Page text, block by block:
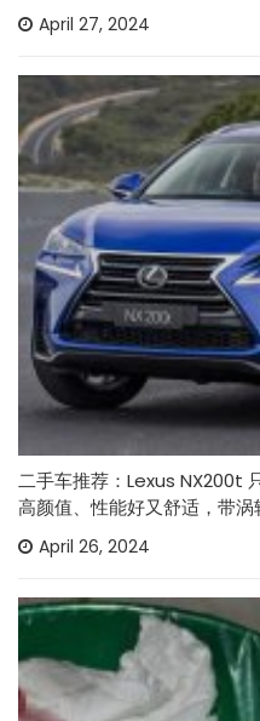
April 27, 2024
二手车推荐：Lexus NX200t
高颜值、性能好又舒适，带涡
April 26, 2024